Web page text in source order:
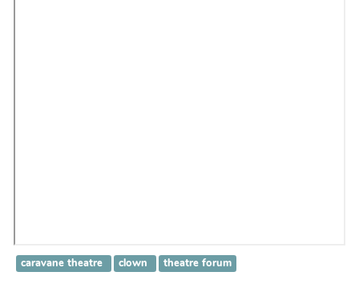
caravane theatre clown theatre forum